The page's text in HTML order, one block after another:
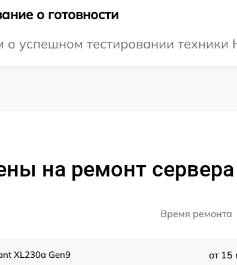
о готовности
успешном тестировании техники
на ремонт
Время ремонта
XL230a Gen9 от 15